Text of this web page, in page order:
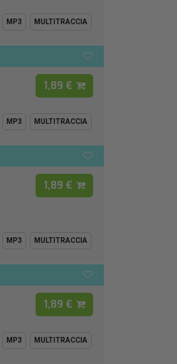
MP3 MULTITRACCIA
1,89 €
MP3 MULTITRACCIA
1,89 €
MP3 MULTITRACCIA
1,89 €
MP3 MULTITRACCIA